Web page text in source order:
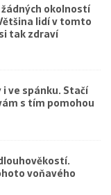
okolností
lidí v tomto
tak zdraví
ve spánku. Stačí
s tím pomohou
voňavého